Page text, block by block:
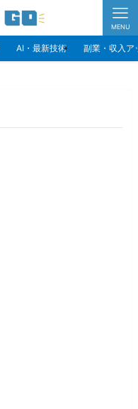
MENU
AI・最新技術 副業・収入ア